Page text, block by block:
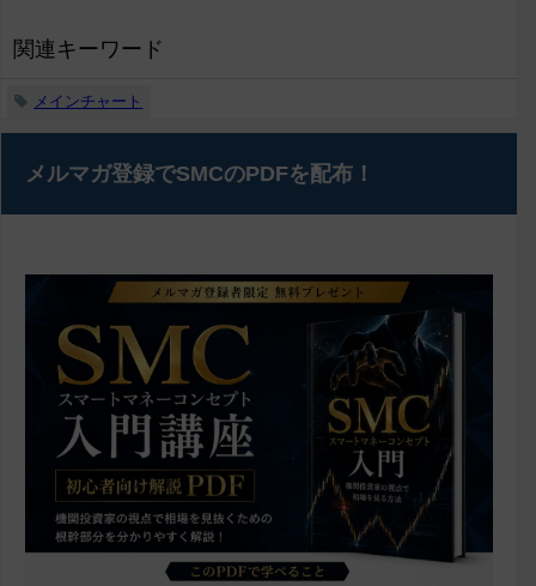
関連キーワード
メインチャート
メルマガ登録でSMCのPDFを配布！